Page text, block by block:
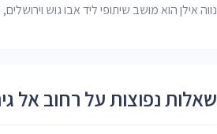
נווה אילן הוא מושב שיתופי ליד אבו גוש
שאלות נפוצות על רחוב אל